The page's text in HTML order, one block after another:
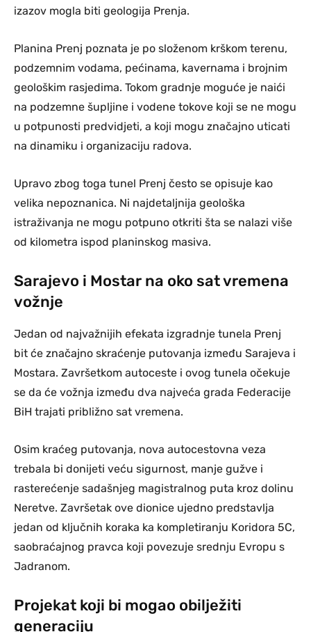
izazov mogla biti geologija Prenja.
Planina Prenj poznata je po složenom krškom terenu,
podzemnim vodama, pećinama, kavernama i brojnim
geološkim rasjedima. Tokom gradnje moguće je naići
na podzemne šupljine i vodene tokove koji se ne mogu
u potpunosti predvidjeti, a koji mogu značajno uticati
na dinamiku i organizaciju radova.
Upravo zbog toga tunel Prenj često se opisuje kao
velika nepoznanica. Ni najdetaljnija geološka
istraživanja ne mogu potpuno otkriti šta se nalazi više
od kilometra ispod planinskog masiva.
Sarajevo i Mostar na oko sat vremena
vožnje
Jedan od najvažnijih efekata izgradnje tunela Prenj
bit će značajno skraćenje putovanja između Sarajeva i
Mostara. Završetkom autoceste i ovog tunela očekuje
se da će vožnja između dva najveća grada Federacije
BiH trajati približno sat vremena.
Osim kraćeg putovanja, nova autocestovna veza
trebala bi donijeti veću sigurnost, manje gužve i
rasterećenje sadašnjeg magistralnog puta kroz dolinu
Neretve. Završetak ove dionice ujedno predstavlja
jedan od ključnih koraka ka kompletiranju Koridora 5C,
saobraćajnog pravca koji povezuje srednju Evropu s
Jadranom.
Projekat koji bi mogao obilježiti
generaciju